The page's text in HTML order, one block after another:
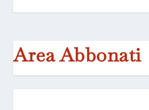
Area Abbonati